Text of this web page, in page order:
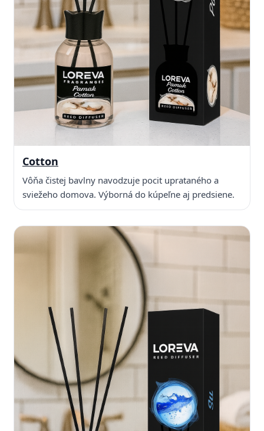
Cotton
Vôňa čistej bavlny navodzuje pocit uprataného a
sviežeho domova. Výborná do kúpeľne aj predsiene.